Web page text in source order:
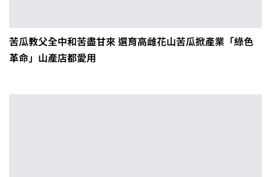
苦瓜教父全中和苦盡甘來 選育高雌花山苦瓜掀產業「綠色
革命」山產店都愛用